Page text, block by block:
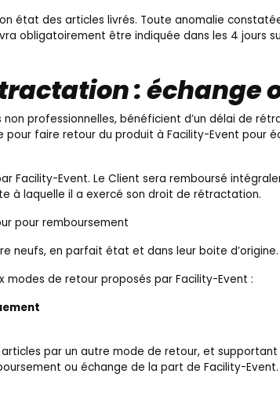
état des articles livrés. Toute anomalie
obligatoirement être indiquée dans les 4 jours
: échange
non professionnelles, bénéficient d’un délai de
pour faire retour du produit à Facility-Event pour
Facility-Event. Le Client sera remboursé
à laquelle il a exercé son droit de rétractation.
pour remboursement
neufs, en parfait état et dans leur boite d’origine.
modes de retour proposés par Facility-Event :
par un autre mode de retour, et
ou échange de la part de Facility-Event.